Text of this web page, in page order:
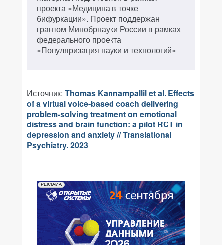
проекта «Медицина в точке
бифуркации». Проект поддержан
грантом Минобрнауки России в рамках
федерального проекта
«Популяризация науки и технологий»
Источник: Thomas Kannampallil et al. Effects
of a virtual voice-based coach delivering
problem-solving treatment on emotional
distress and brain function: a pilot RCT in
depression and anxiety // Translational
Psychiatry. 2023
РЕКЛАМА